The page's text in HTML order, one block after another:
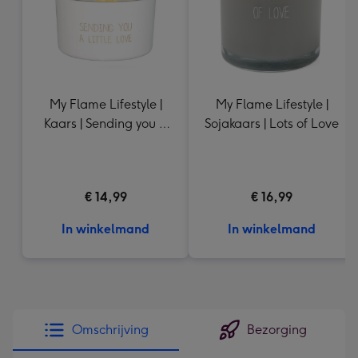
My Flame Lifestyle |
Kaars | Sending you a
€ 14,99
In winkelmand
My Flame Lifestyle |
Sojakaars | Lots of Love
€ 16,99
In winkelmand
Omschrijving Bezorging